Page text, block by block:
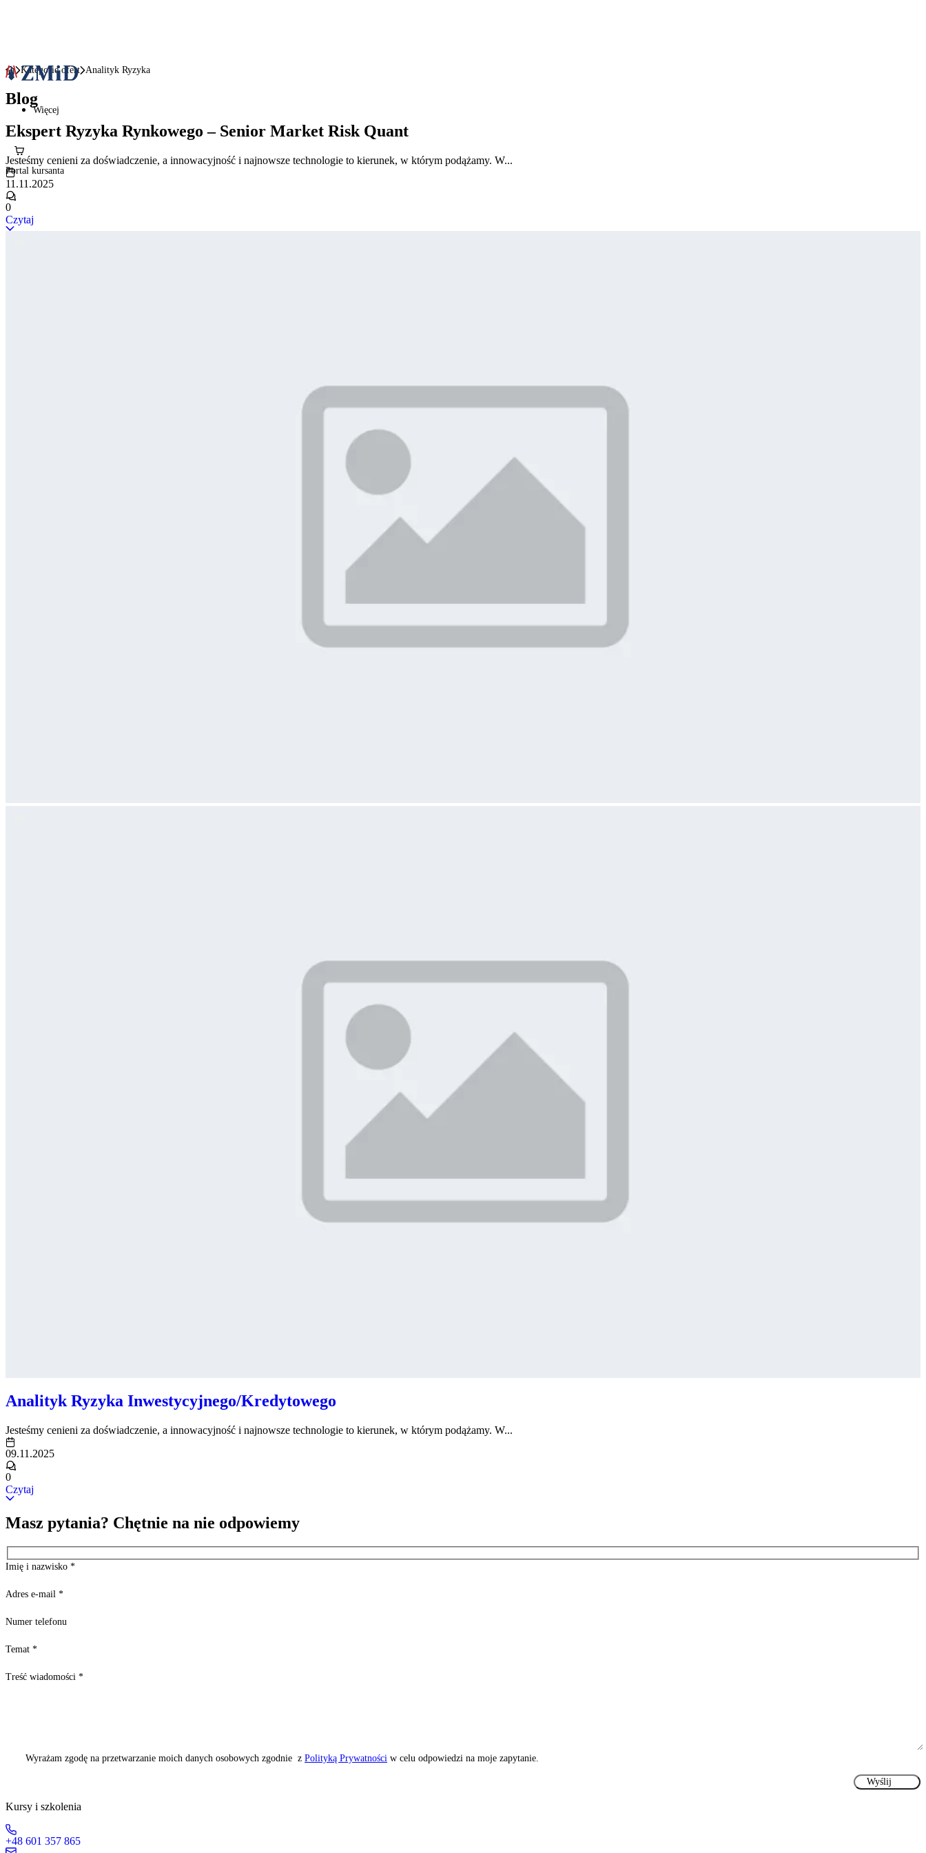
Więcej
Portal kursanta
Kategorie ofert Analityk Ryzyka
Blog
Ekspert Ryzyka Rynkowego – Senior Market Risk Quant
Jesteśmy cenieni za doświadczenie, a innowacyjność i najnowsze technologie to kierunek, w którym podążamy. W...
11.11.2025
0
Czytaj
Analityk Ryzyka Inwestycyjnego/Kredytowego
Jesteśmy cenieni za doświadczenie, a innowacyjność i najnowsze technologie to kierunek, w którym podążamy. W...
09.11.2025
0
Czytaj
Masz pytania? Chętnie na nie odpowiemy
Imię i nazwisko *
Adres e-mail *
Numer telefonu
Temat *
Treść wiadomości *
Wyrażam zgodę na przetwarzanie moich danych osobowych zgodnie z Polityką Prywatności w celu odpowiedzi na moje zapytanie.
Kursy i szkolenia
+48 601 357 865